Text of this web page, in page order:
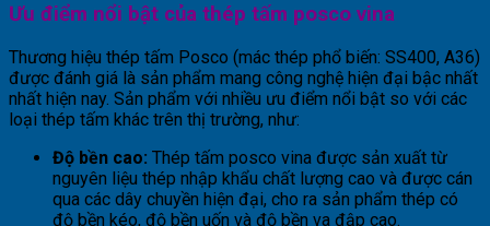
Ưu điểm nổi bật của thép tấm posco vina
Thương hiệu thép tấm Posco (mác thép phổ biến: SS400, A36)
được đánh giá là sản phẩm mang công nghệ hiện đại bậc nhất
nhất hiện nay. Sản phẩm với nhiều ưu điểm nổi bật so với các
loại thép tấm khác trên thị trường, như:
Độ bền cao: Thép tấm posco vina được sản xuất từ
nguyên liệu thép nhập khẩu chất lượng cao và được cán
qua các dây chuyền hiện đại, cho ra sản phẩm thép có
độ bền kéo, độ bền uốn và độ bền va đập cao.